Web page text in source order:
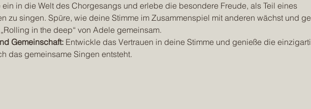
in die Welt des Chorgesangs und erlebe die besondere Freude, als Teil eines
zu singen. Spüre, wie deine Stimme im Zusammenspiel mit anderen wächst und
in the deep“ von Adele gemeinsam.
Gemeinschaft: Entwickle das Vertrauen in deine Stimme und genieße die
das gemeinsame Singen entsteht.